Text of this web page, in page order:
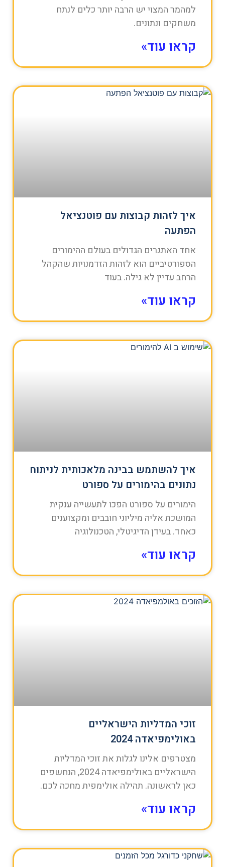
למהמר המצוי יש הרבה יותר כלים לנתח
משחקים ונתונים.
קראו עוד»
איך לזהות קבוצות עם פוטנציאל
הפתעה
אחד האתגרים הגדולים בעולם ההימורים
הספורטיביים הוא לזהות הזדמנויות שהקהל
הרחב עדיין לא גילה. בעוד
קראו עוד»
איך להשתמש בבינה מלאכותית לניתוח
נתונים בהימורים על ספורט
הימורים על ספורט הפכו לתעשייה ענקית
המושכת אליה מיליוני חובבים ומקצוענים
כאחד. בעידן הדיגיטלי, הטכנולוגיה
קראו עוד»
זוכי המדליות הישראליים
באולימפיאדה 2024
מצטרפים אלינו לגלות את זוכי המדליות
הישראליים באולימפיאדה 2024, הנחשפים
כאן לראשונה. תהילה אולימפית מחכה לכם.
קראו עוד»